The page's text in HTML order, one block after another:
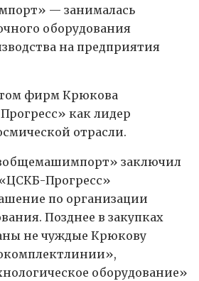
— занималась
оборудования
на предприятия
фирм Крюкова
как лидер
отрасли.
заключил
Прогресс»
по организации
Позднее в закупках
не чуждые Крюкову
оборудование»